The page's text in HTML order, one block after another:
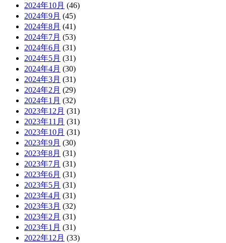
2024年10月 (46)
2024年9月 (45)
2024年8月 (41)
2024年7月 (53)
2024年6月 (31)
2024年5月 (31)
2024年4月 (30)
2024年3月 (31)
2024年2月 (29)
2024年1月 (32)
2023年12月 (31)
2023年11月 (31)
2023年10月 (31)
2023年9月 (30)
2023年8月 (31)
2023年7月 (31)
2023年6月 (31)
2023年5月 (31)
2023年4月 (31)
2023年3月 (32)
2023年2月 (31)
2023年1月 (31)
2022年12月 (33)